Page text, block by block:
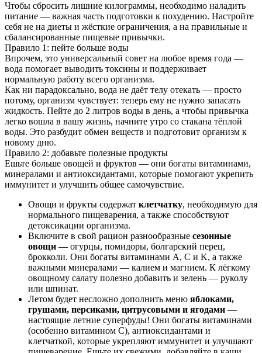
Чтобы сбросить лишние килограммы, необходимо наладить
питание — важная часть подготовки к похудению. Настройте
себя не на диеты и жёсткие ограничения, а на правильные и
сбалансированные пищевые привычки.
Правило 1: пейте больше воды
Впрочем, это универсальный совет на любое время года —
вода помогает выводить токсины и поддерживает
нормальную работу всего организма.
Как ни парадоксально, вода не даёт телу отекать — просто
потому, организм чувствует: теперь ему не нужно запасать
жидкость. Пейте до 2 литров воды в день, а чтобы привычка
легко вошла в вашу жизнь, начните утро со стакана тёплой
воды. Это разбудит обмен веществ и подготовит организм к
новому дню.
Правило 2: добавьте полезные продукты
Ешьте больше овощей и фруктов — они богаты витаминами,
минералами и антиоксидантами, которые помогают укрепить
иммунитет и улучшить общее самочувствие.
Овощи и фрукты содержат клетчатку, необходимую для
нормального пищеварения, а также способствуют
детоксикации организма.
Включите в свой рацион разнообразные сезонные
овощи — огурцы, помидоры, болгарский перец,
брокколи. Они богаты витаминами A, C и K, а также
важными минералами — калием и магнием. К лёгкому
овощному салату полезно добавить и зелень — руколу
или шпинат.
Летом будет несложно дополнить меню яблоками,
грушами, персиками, цитрусовыми и ягодами —
настоящие летние суперфуды! Они богаты витаминами
(особенно витамином C), антиоксидантами и
клетчаткой, которые укрепляют иммунитет и улучшают